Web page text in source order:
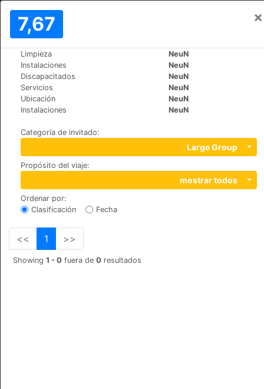
7,67 ×
Limpieza
NeuN
Instalaciones
NeuN
Discapacitados
NeuN
Servicios
NeuN
Ubicación
NeuN
Instalaciones
NeuN
Categoría de invitado:
Large Group
Propósito del viaje:
mostrar todos
Ordenar por:
Clasificación
Fecha
<< 1 >>
Showing 1 - 0 fuera de 0 resultados
Mundo>Switzerland
Hotel Forni
+41 (0)91 869 12 70
Via Stazione, 6780